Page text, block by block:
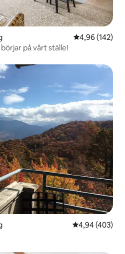
4,96 av 5 i
4,96 (142)
på vårt ställe!
4,94 av 5 i
4,94 (403)